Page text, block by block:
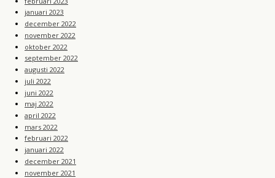
januari 2023
december 2022
november 2022
oktober 2022
september 2022
augusti 2022
juli 2022
juni 2022
maj 2022
april 2022
mars 2022
februari 2022
januari 2022
december 2021
november 2021